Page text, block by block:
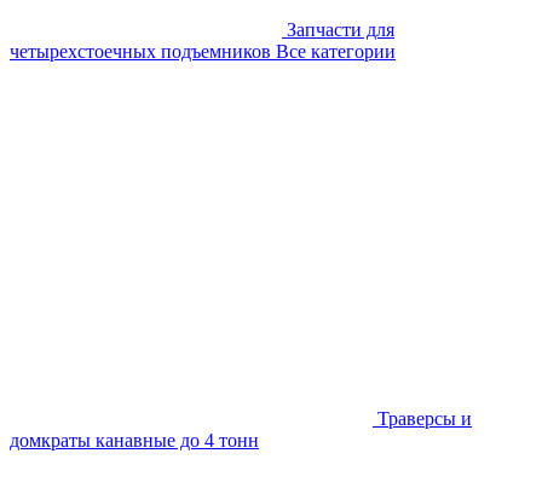
Запчасти для
четырехстоечных подъемников Все категории
Траверсы и
домкраты канавные до 4 тонн